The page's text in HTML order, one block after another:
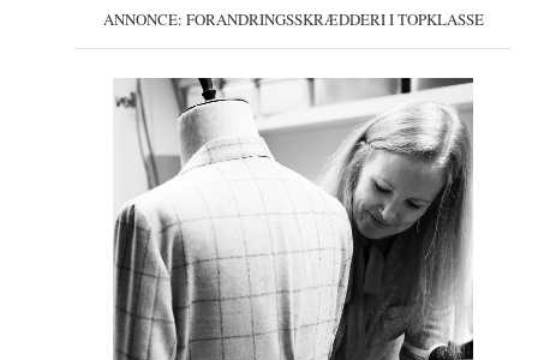
ANNONCE: FORANDRINGSSKRÆDDERI I TOPKLASSE